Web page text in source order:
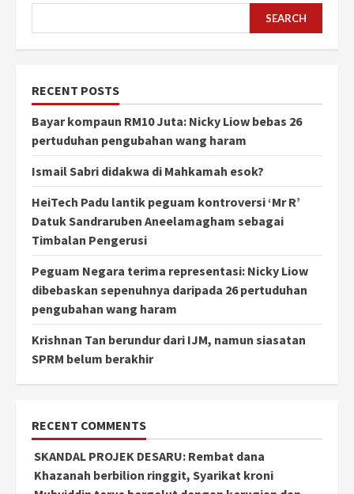
SEARCH
RECENT POSTS
Bayar kompaun RM10 Juta: Nicky Liow bebas 26
pertuduhan pengubahan wang haram
Ismail Sabri didakwa di Mahkamah esok?
HeiTech Padu lantik peguam kontroversi ‘Mr R’
Datuk Sandraruben Aneelamagham sebagai
Timbalan Pengerusi
Peguam Negara terima representasi: Nicky Liow
dibebaskan sepenuhnya daripada 26 pertuduhan
pengubahan wang haram
Krishnan Tan berundur dari IJM, namun siasatan
SPRM belum berakhir
RECENT COMMENTS
SKANDAL PROJEK DESARU: Rembat dana
Khazanah berbilion ringgit, Syarikat kroni